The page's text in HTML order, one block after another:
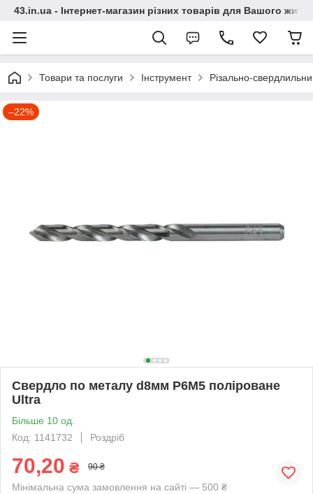
43.in.ua - Інтернет-магазин різних товарів для Вашого
Товари та послуги Інструмент Різально-
–22%
Свердло по металу d8мм P6M5 поліроване
Ultra
Більше 10 од.
Код: 1141732
Роздріб
70,20 ₴ 90 ₴
Мінімальна сума замовлення на сайті — 500 ₴